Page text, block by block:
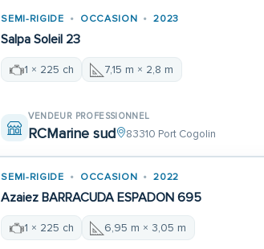
SEMI-RIGIDE OCCASION 2023
Salpa Soleil 23
1 × 225 ch 7,15 m × 2,8 m
VENDEUR PROFESSIONNEL
RCMarine sud 83310 Port Cogolin
SEMI-RIGIDE OCCASION 2022
Azaiez BARRACUDA ESPADON 695
1 × 225 ch 6,95 m × 3,05 m